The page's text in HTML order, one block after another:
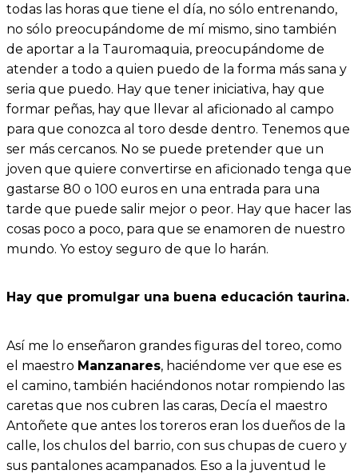
todas las horas que tiene el día, no sólo entrenando,
no sólo preocupándome de mí mismo, sino también
de aportar a la Tauromaquia, preocupándome de
atender a todo a quien puedo de la forma más sana y
seria que puedo. Hay que tener iniciativa, hay que
formar peñas, hay que llevar al aficionado al campo
para que conozca al toro desde dentro. Tenemos que
ser más cercanos. No se puede pretender que un
joven que quiere convertirse en aficionado tenga que
gastarse 80 o 100 euros en una entrada para una
tarde que puede salir mejor o peor. Hay que hacer las
cosas poco a poco, para que se enamoren de nuestro
mundo. Yo estoy seguro de que lo harán.
Hay que promulgar una buena educación taurina.
Así me lo enseñaron grandes figuras del toreo, como
el maestro Manzanares, haciéndome ver que ese es
el camino, también haciéndonos notar rompiendo las
caretas que nos cubren las caras, Decía el maestro
Antoñete que antes los toreros eran los dueños de la
calle, los chulos del barrio, con sus chupas de cuero y
sus pantalones acampanados. Eso a la juventud le